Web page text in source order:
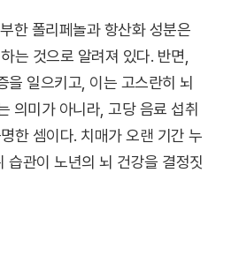
한 폴리페놀과 항산화 성분은
는 것으로 알려져 있다. 반면,
일으키고, 이는 고스란히 뇌
의미가 아니라, 고당 음료 섭취
한 셈이다. 치매가 오랜 기간 누
습관이 노년의 뇌 건강을 결정짓